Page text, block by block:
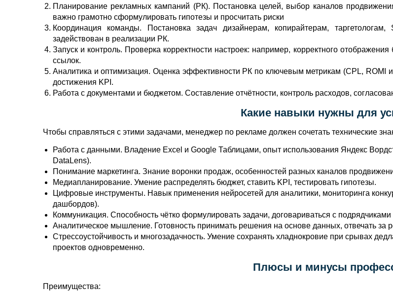
Планирование рекламных кампаний (РК). Постановка целей, выбор каналов
важно грамотно сформулировать гипотезы и просчитать риски
Координация команды. Постановка задач дизайнерам, копирайтерам,
задействован в реализации РК.
Запуск и контроль. Проверка корректности настроек: например, корректного
ссылок.
Аналитика и оптимизация. Оценка эффективности РК по ключевым метрикам (CPL, ROMI
достижения KPI.
Работа с документами и бюджетом. Составление отчётности, контроль расходов,
Какие навыки нужны для
Чтобы справляться с этими задачами, менеджер по рекламе должен сочетать технические
Работа с данными. Владение Excel и Google Таблицами, опыт использования Яндекс
DataLens).
Понимание маркетинга. Знание воронки продаж, особенностей разных каналов
Медиапланирование. Умение распределять бюджет, ставить KPI, тестировать гипотезы.
Цифровые инструменты. Навык применения нейросетей для аналитики, мониторинга
дашбордов).
Коммуникация. Способность чётко формулировать задачи, договариваться с
Аналитическое мышление. Готовность принимать решения на основе данных, отвечать за
Стрессоустойчивость и многозадачность. Умение сохранять хладнокровие при срывах
проектов одновременно.
Плюсы и минусы
Преимущества: